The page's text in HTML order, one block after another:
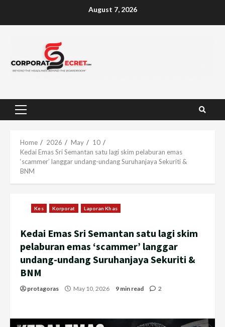
August 7, 2026
Primary
Home 2026 May
10
Kedai Emas Sri Semantan satu lagi skim pelaburan emas
‘scammer’ langgar undang-undang Suruhanjaya Sekuriti &
BNM
Kes Korporat Laporan Khas
Kedai Emas Sri Semantan satu lagi skim
pelaburan emas ‘scammer’ langgar
undang-undang Suruhanjaya Sekuriti &
BNM
protagoras May 10, 2026 9 min read 2